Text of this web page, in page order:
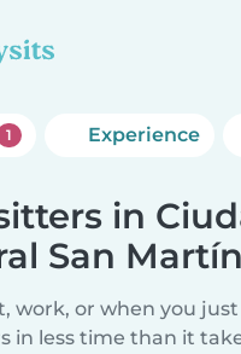
1 Experience
in
San Martín
work, or when you
in less time than it